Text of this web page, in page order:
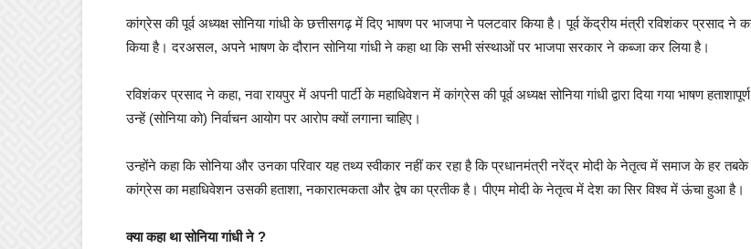
कांग्रेस की पूर्व अध्यक्ष सोनिया गांधी के छत्तीसगढ़ में दिए भाषण पर भाजपा ने पलटवार किया है। पूर्व केंद्रीय मंत्री रविशंकर प्रसाद ने
किया है। दरअसल, अपने भाषण के दौरान सोनिया गांधी ने कहा था कि सभी संस्थाओं पर भाजपा सरकार ने कब्जा कर लिया है।
रविशंकर प्रसाद ने कहा, नवा रायपुर में अपनी पार्टी के महाधिवेशन में कांग्रेस की पूर्व अध्यक्ष सोनिया गांधी द्वारा दिया गया भाषण
उन्हें (सोनिया को) निर्वाचन आयोग पर आरोप क्यों लगाना चाहिए।
उन्होंने कहा कि सोनिया और उनका परिवार यह तथ्य स्वीकार नहीं कर रहा है कि प्रधानमंत्री नरेंद्र मोदी के नेतृत्व में समाज के हर
कांग्रेस का महाधिवेशन उसकी हताशा, नकारात्मकता और द्वेष का प्रतीक है। पीएम मोदी के नेतृत्व में देश का सिर विश्व में ऊंचा हुआ है।
क्या कहा था सोनिया गांधी ने ?